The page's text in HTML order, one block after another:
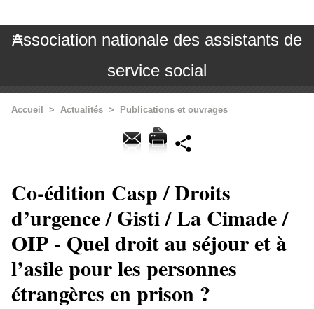
Association nationale des assistants de
service social
Accueil > Actualités > Publications et ouvrages
Co-édition Casp / Droits
d’urgence / Gisti / La Cimade /
OIP - Quel droit au séjour et à
l’asile pour les personnes
étrangères en prison ?